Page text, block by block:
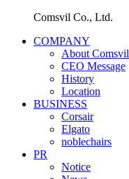
Comsvil Co., Ltd.
COMPANY
About Comsvil
CEO Message
History
Location
BUSINESS
Corsair
Elgato
noblechairs
PR
Notice